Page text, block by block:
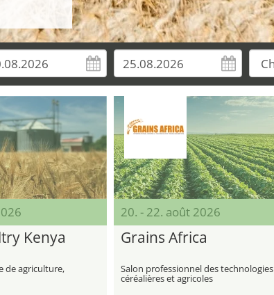
Kenya
de agriculture,
20. - 22. août 2026
Grains Africa
Salon professionnel des technologies
céréalières et agricoles